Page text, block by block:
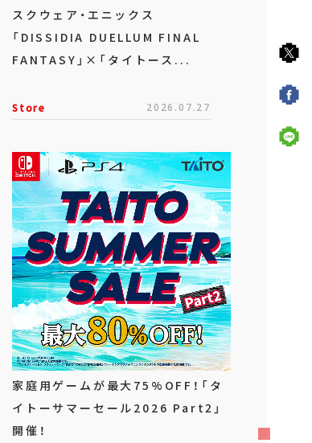
スクウェア・エニックス
「DISSIDIA DUELLUM FINAL
FANTASY」×「タイトース...
Store 2026.07.27
家庭用ゲームが最大75%OFF！「タ
イトーサマーセール2026 Part2」
開催！